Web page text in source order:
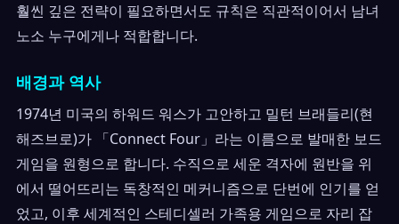
훨씬 깊은 전략이 필요하면서도 규칙은 직관적이어서 남녀
노소 누구에게나 적합합니다.
배경과 역사
1974년 미국의 하워드 워스가 고안하고 밀턴 브래들리(현
해즈브로)가 「Connect Four」라는 이름으로 발매한 보드
게임을 원형으로 합니다. 수직으로 세운 격자에 원반을 위
에서 떨어뜨리는 독창적인 메커니즘으로 단번에 인기를 얻
었고, 이후 세계적인 스테디셀러 가족용 게임으로 자리 잡